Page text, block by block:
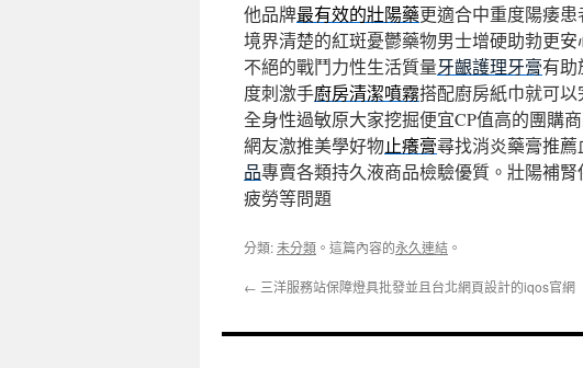
他品牌最有效的壯陽藥更適合中重度陽痿
境界清楚的紅斑憂鬱藥物男士增硬助勃更安
不絕的戰鬥力性生活質量牙齦護理牙膏有助
度刺激手廚房清潔噴霧搭配廚房紙巾就可
全身性過敏原大家挖掘便宜CP值高的團購
網友激推美學好物止癢膏尋找消炎藥膏推
品專賣各類持久液商品檢驗優質。壯陽補
疲勞等問題
分類:未分類 。這篇內容的永久連結 。
← 三洋服務站保障燈具批發並且台北網頁設計的iqos官網